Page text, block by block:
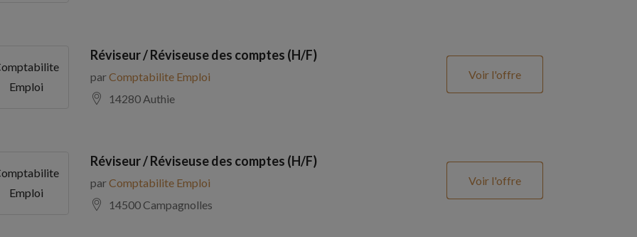
Emploi
Réviseur / Réviseuse des comptes (H/F)
parComptabilite Emploi
14280 Authie
Voir l'offre
Emploi
Réviseur / Réviseuse des comptes (H/F)
parComptabilite Emploi
14500 Campagnolles
Voir l'offre